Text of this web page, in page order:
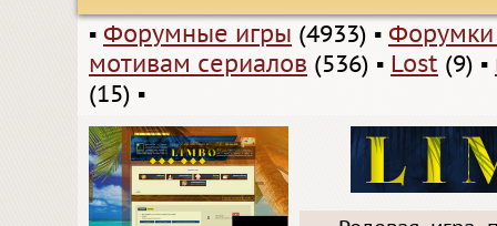
▪ Форумные игры (4933) ▪
мотивам сериалов (536) ▪ Lost (9) ▪
(15) ▪